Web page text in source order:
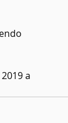
a